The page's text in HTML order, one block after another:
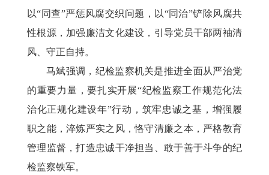
以“同查”严惩风腐交织问题，以“同治”铲除风腐共
性根源，加强廉洁文化建设，引导党员干部两袖清
风、守正自持。
马斌强调，纪检监察机关是推进全面从严治党
的重要力量，要扎实开展“纪检监察工作规范化法
治化正规化建设年”行动，筑牢忠诚之基，增强履
职之能，淬炼严实之风，恪守清廉之本，严格教育
管理监督，打造忠诚干净担当、敢于善于斗争的纪
检监察铁军。